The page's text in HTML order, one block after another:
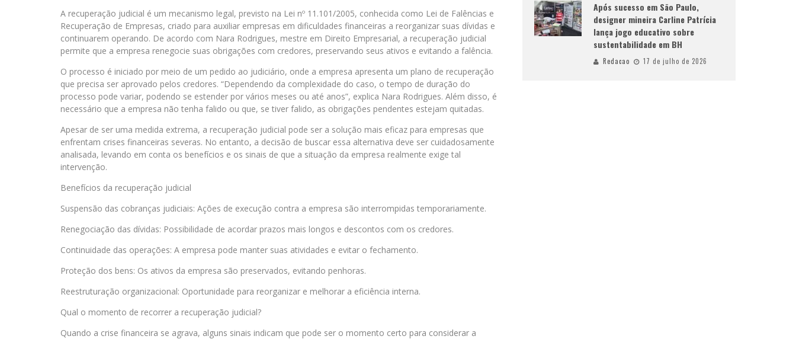
A recuperação judicial é um mecanismo legal, previsto na Lei nº 11.101/2005, conhecida como Lei de Falências e
Recuperação de Empresas, criado para auxiliar empresas em dificuldades financeiras a reorganizar suas dívidas e
continuarem operando. De acordo com Nara Rodrigues, mestre em Direito Empresarial, a recuperação judicial
permite que a empresa renegocie suas obrigações com credores, preservando seus ativos e evitando a falência.
O processo é iniciado por meio de um pedido ao judiciário, onde a empresa apresenta um plano de recuperação
que precisa ser aprovado pelos credores. “Dependendo da complexidade do caso, o tempo de duração do
processo pode variar, podendo se estender por vários meses ou até anos”, explica Nara Rodrigues. Além disso, é
necessário que a empresa não tenha falido ou que, se tiver falido, as obrigações pendentes estejam quitadas.
Apesar de ser uma medida extrema, a recuperação judicial pode ser a solução mais eficaz para empresas que
enfrentam crises financeiras severas. No entanto, a decisão de buscar essa alternativa deve ser cuidadosamente
analisada, levando em conta os benefícios e os sinais de que a situação da empresa realmente exige tal
intervenção.
Benefícios da recuperação judicial
Suspensão das cobranças judiciais: Ações de execução contra a empresa são interrompidas temporariamente.
Renegociação das dívidas: Possibilidade de acordar prazos mais longos e descontos com os credores.
Continuidade das operações: A empresa pode manter suas atividades e evitar o fechamento.
Proteção dos bens: Os ativos da empresa são preservados, evitando penhoras.
Reestruturação organizacional: Oportunidade para reorganizar e melhorar a eficiência interna.
Qual o momento de recorrer a recuperação judicial?
Quando a crise financeira se agrava, alguns sinais indicam que pode ser o momento certo para considerar a
Após sucesso em São Paulo,
designer mineira Carline Patrícia
lança jogo educativo sobre
sustentabilidade em BH
Redacao 17 de julho de 2026